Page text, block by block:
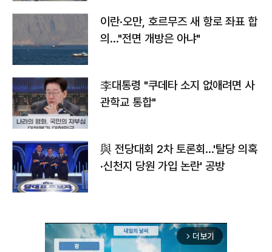
이란·오만, 호르무즈 새 항로 좌표 합
의…"전면 개방은 아냐"
李대통령 "쿠데타 소지 없애려면 사
관학교 통합"
與 전당대회 2차 토론회…'탈당 의혹
·신천지 당원 가입 논란' 공방
arrow_forward_ios 더보기